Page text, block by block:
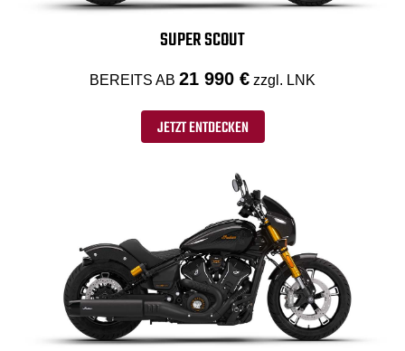
SUPER SCOUT
BEREITS AB 21 990 € zzgl. LNK
JETZT ENTDECKEN